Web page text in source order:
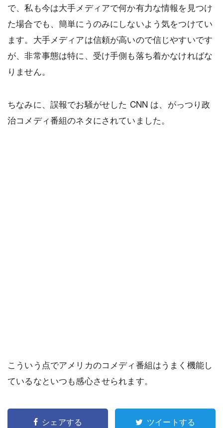
で、私も今は大手メディアで何か有力な情報を見つけ
た場合でも、簡単にうのみにしないよう気をつけてい
ます。大手メディアは信頼が高いので信じやすいです
が、非常事態は特に、受け手側も落ち着かなければな
りません。
ちなみに、誤報でお騒がせした CNN は、がっつり政
治コメディ番組のネタにされていました。
こういう点でアメリカのコメディ番組はうまく機能し
ているなといつも感心させられます。
シェアする ツイートする